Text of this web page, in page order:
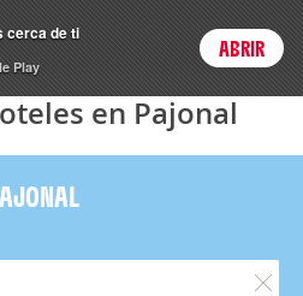
Login
en Pajonal
cerca de ti
Play
ABRIR